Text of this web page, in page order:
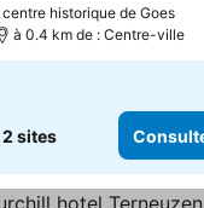
historique de Goes
à 0.4 km de : Centre-ville
2 sites